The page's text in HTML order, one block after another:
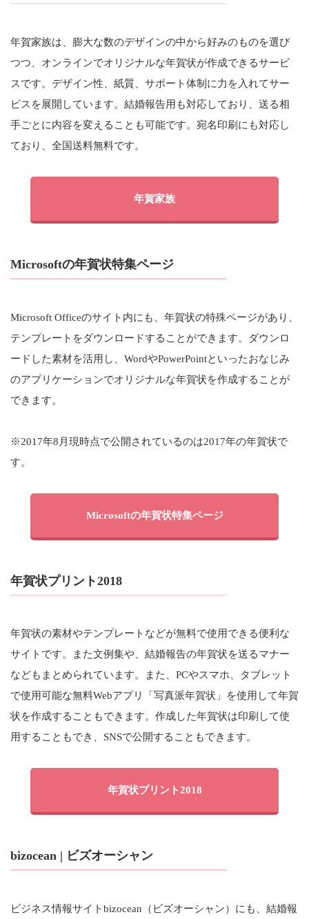
年賀家族は、膨大な数のデザインの中から好みのものを選び
つつ、オンラインでオリジナルな年賀状が作成できるサービ
スです。デザイン性、紙質、サポート体制に力を入れてサー
ビスを展開しています。結婚報告用も対応しており、送る相
手ごとに内容を変えることも可能です。宛名印刷にも対応し
ており、全国送料無料です。
年賀家族
Microsoftの年賀状特集ページ
Microsoft Officeのサイト内にも、年賀状の特殊ページがあり、
テンプレートをダウンロードすることができます。ダウンロ
ードした素材を活用し、WordやPowerPointといったおなじみ
のアプリケーションでオリジナルな年賀状を作成することが
できます。
※2017年8月現時点で公開されているのは2017年の年賀状で
す。
Microsoftの年賀状特集ページ
年賀状プリント2018
年賀状の素材やテンプレートなどが無料で使用できる便利な
サイトです。また文例集や、結婚報告の年賀状を送るマナー
などもまとめられています。また、PCやスマホ、タブレット
で使用可能な無料Webアプリ「写真派年賀状」を使用して年賀
状を作成することもできます。作成した年賀状は印刷して使
用することもでき、SNSで公開することもできます。
年賀状プリント2018
bizocean | ビズオーシャン
ビジネス情報サイトbizocean（ビズオーシャン）にも、結婚報